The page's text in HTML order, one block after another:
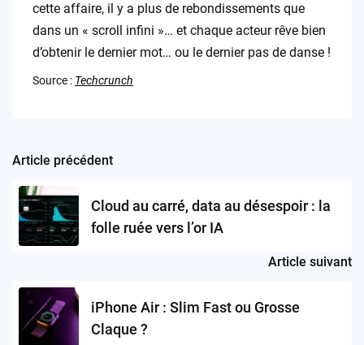
cette affaire, il y a plus de rebondissements que
dans un « scroll infini »… et chaque acteur rêve bien
d’obtenir le dernier mot… ou le dernier pas de danse !
Source : Techcrunch
Post
navigation
Article précédent
Cloud au carré, data au désespoir : la
folle ruée vers l’or IA
Article suivant
iPhone Air : Slim Fast ou Grosse
Claque ?